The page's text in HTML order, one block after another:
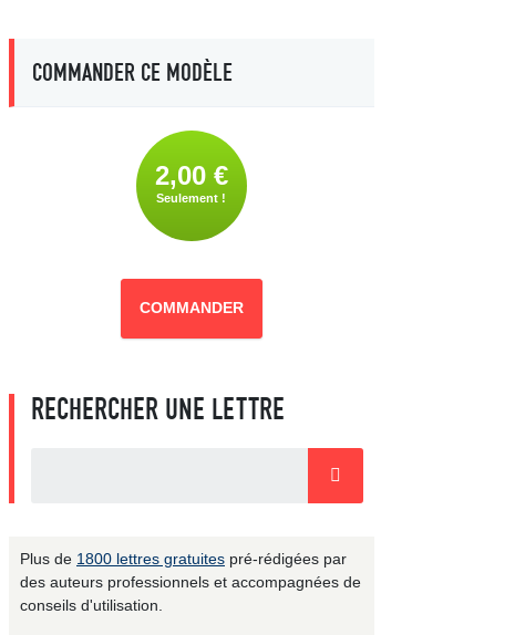
COMMANDER CE MODÈLE
2,00 €
Seulement !
COMMANDER
RECHERCHER UNE LETTRE
Plus de 1800 lettres gratuites pré-rédigées par
des auteurs professionnels et accompagnées de
conseils d'utilisation.